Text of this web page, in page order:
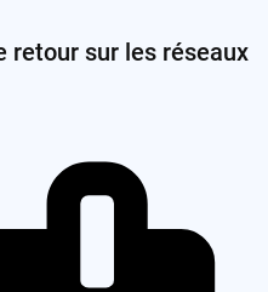
retour sur les réseaux